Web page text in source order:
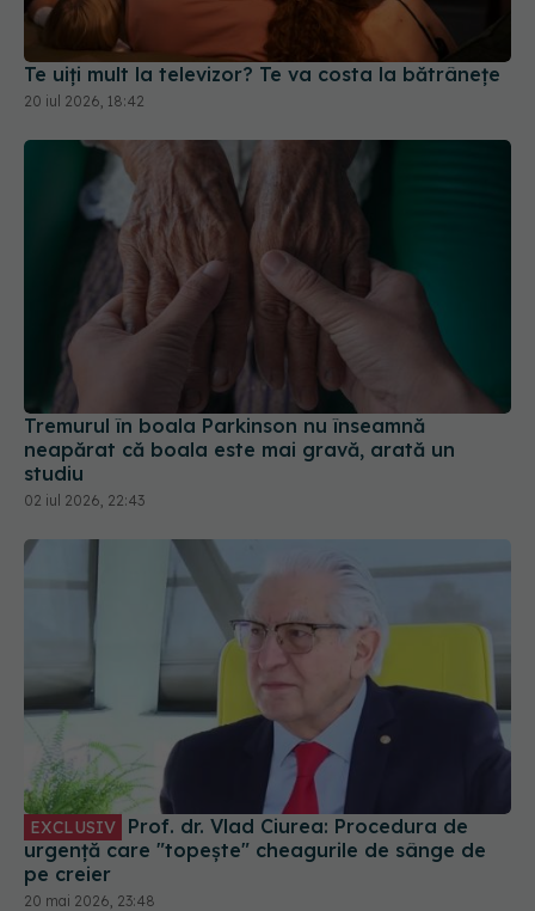
Te uiți mult la televizor? Te va costa la bătrânețe
20 iul 2026, 18:42
Tremurul în boala Parkinson nu înseamnă
neapărat că boala este mai gravă, arată un
studiu
02 iul 2026, 22:43
EXCLUSIV
urgență care "topește" cheagurile de sânge de
pe creier
20 mai 2026, 23:48